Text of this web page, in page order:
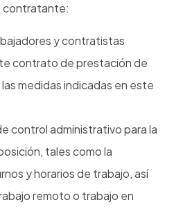
contratante:
y contratistas
contrato de prestación de
medidas indicadas en este
control administrativo para la
tales como la
y horarios de trabajo, así
remoto o trabajo en